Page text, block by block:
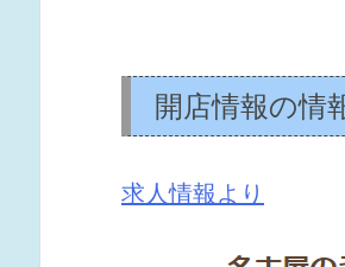
開店情報の情
求人情報より